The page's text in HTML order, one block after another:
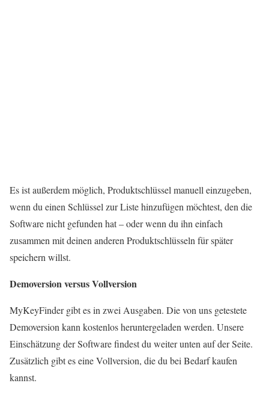
Es ist außerdem möglich, Produktschlüssel manuell einzugeben,
wenn du einen Schlüssel zur Liste hinzufügen möchtest, den die
Software nicht gefunden hat – oder wenn du ihn einfach
zusammen mit deinen anderen Produktschlüsseln für später
speichern willst.
Demoversion versus Vollversion
MyKeyFinder gibt es in zwei Ausgaben. Die von uns getestete
Demoversion kann kostenlos heruntergeladen werden. Unsere
Einschätzung der Software findest du weiter unten auf der Seite.
Zusätzlich gibt es eine Vollversion, die du bei Bedarf kaufen
kannst.